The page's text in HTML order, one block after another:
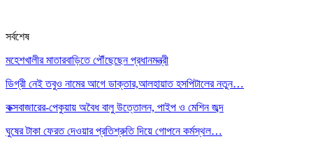
সর্বশেষ
মহেশখালীর মাতারবাড়িতে পৌঁছেছেন প্রধানমন্ত্রী
ডিগ্রী নেই তবুও নামের আগে ডাক্তার,আলহায়াত হসপিটালের নতুন…
কক্সবাজারের-পেকুয়ায় অবৈধ বালু উত্তোলন, পাইপ ও মেশিন জব্দ
ঘুষের টাকা ফেরত দেওয়ার প্রতিশ্রুতি দিয়ে গোপনে কর্মস্থল…